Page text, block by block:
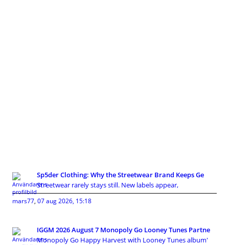
Sp5der Clothing: Why the Streetwear Brand Keeps Ge
Streetwear rarely stays still. New labels appear,
mars77, 07 aug 2026, 15:18
IGGM 2026 August 7 Monopoly Go Looney Tunes Partne
Monopoly Go Happy Harvest with Looney Tunes album'